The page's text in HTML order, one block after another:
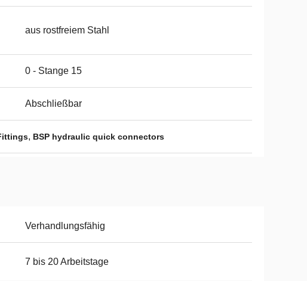
aus rostfreiem Stahl
0 - Stange 15
Abschließbar
, BSP hydraulic quick connectors
Verhandlungsfähig
7 bis 20 Arbeitstage